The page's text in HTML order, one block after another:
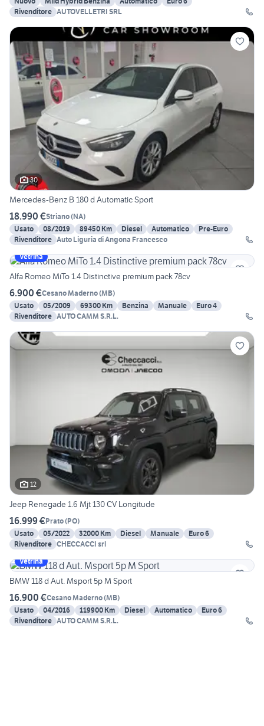
Rivenditore AUTOVELLETRI SRL
30
Mercedes-Benz B 180 d Automatic Sport
18.990 €Striano(NA)
Usato
08/2019 89450 Km Diesel Automatico
Pre-Euro
Rivenditore Auto Liguria di Angona Francesco
Vetrina
Alfa Romeo MiTo 1.4 Distinctive premium pack 78cv
6.900 €Cesano Maderno(MB)
Usato
05/2009 69300 Km Benzina Manuale
Euro 4
Rivenditore AUTO CAMM S.R.L.
12
Jeep Renegade 1.6 Mjt 130 CV Longitude
16.999 €Prato(PO)
Usato
05/2022 32000 Km Diesel Manuale
Euro 6
Rivenditore CHECCACCI srl
Vetrina
BMW 118 d Aut. Msport 5p M Sport
16.900 €Cesano Maderno(MB)
Usato
04/2016 119900 Km Diesel Automatico
Euro 6
Rivenditore AUTO CAMM S.R.L.